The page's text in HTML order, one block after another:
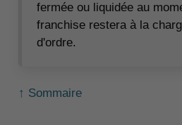
fermée ou liquidée au
franchise restera à la
d'ordre.
↑ Sommaire